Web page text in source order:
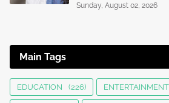
Sunday, August 02, 2026
Main Tags
EDUCATION (226) ENTERTAINMENT